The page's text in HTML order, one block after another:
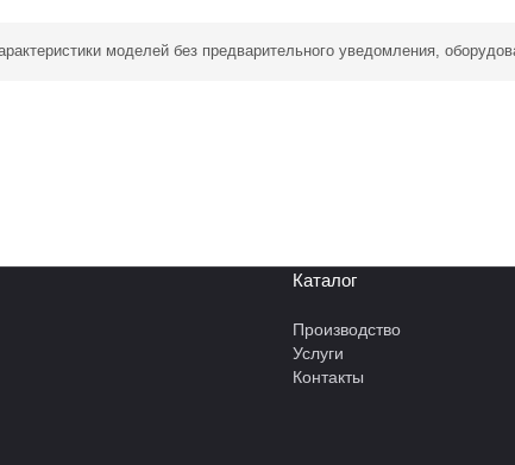
моделей без предварительного уведомления,
Каталог
Производство
Услуги
Контакты